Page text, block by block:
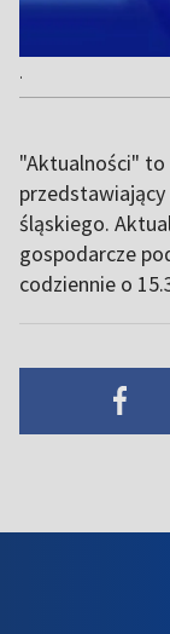
.
"Aktualności"
śląskiego.
gospodarcze
codziennie o